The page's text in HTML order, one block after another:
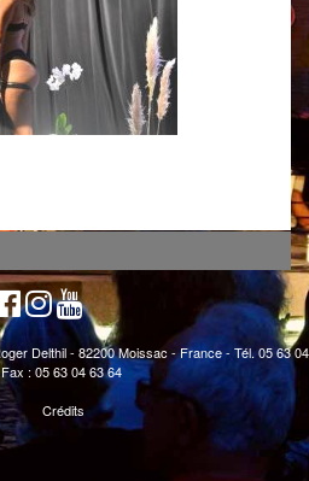
Delthil - 82200 Moissac - France - Tél. 05 63 04
: 05 63 04 63 64
Crédits